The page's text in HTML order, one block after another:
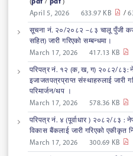
(pdf / pdf )
April 5, 2026
633.97 KB /
सूचना नं. २०/२०८२ –८३ चालू पुँजी
सहित) जारी गरिएको सम्बन्धमा।
March 17, 2026
417.13 KB
परिपत्र नं. १२ (क, ख, ग) २०८२/८३:
इजाजतपत्रप्राप्त संस्थाहरुलाई जारी
परिमार्जन/थप ।
March 17, 2026
578.36 KB
परिपत्र नं. ४ (पूर्वाधार ) २०८२/८३ :
विकास बैंकलाई जारी गरिएको एकीकृत
March 17, 2026
300.69 KB